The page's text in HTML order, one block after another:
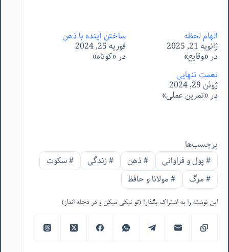
الهام لحظه
ژانویه 21, 2025
در «وقایع»
ساختن آینده با ذهن
فوریه 25, 2024
در «کوتاه»
نعمتِ تنهایی
ژوئن 29, 2024
در «تمرین عملی»
برچسب‌ها
#پول و فراوانی #ذهن #زندگی #سکوت
#مرگ #مولانا و حافظ
این نوشته را به اشتراک بگذار! (تو نیکی میکن و در دجله انداز)